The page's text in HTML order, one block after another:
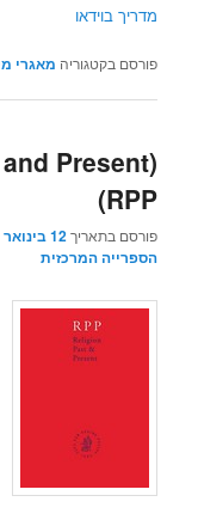
מדריך בוידאו
פורסם בקטגוריה מאגרי
Present
(RPP
פורסם בתאריך12 בינואר 2010
הספרייה המרכזית